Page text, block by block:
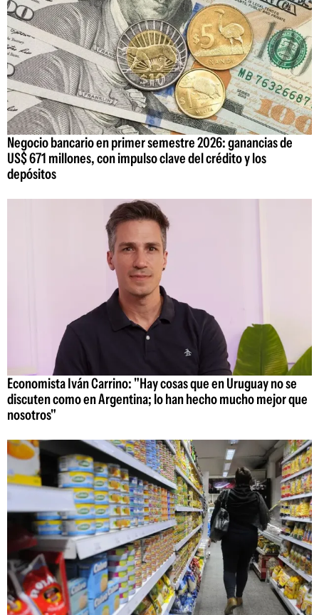
Negocio bancario en primer semestre 2026: ganancias de
US$ 671 millones, con impulso clave del crédito y los
depósitos
Economista Iván Carrino: "Hay cosas que en Uruguay no se
discuten como en Argentina; lo han hecho mucho mejor que
nosotros"